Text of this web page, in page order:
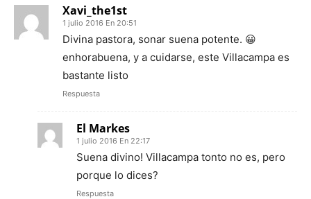
Xavi_the1st
1 julio 2016 En 20:51
Divina pastora, sonar suena potente. 😀
enhorabuena, y a cuidarse, este Villacampa es
bastante listo
Respuesta
El Markes
1 julio 2016 En 22:17
Suena divino! Villacampa tonto no es, pero
porque lo dices?
Respuesta